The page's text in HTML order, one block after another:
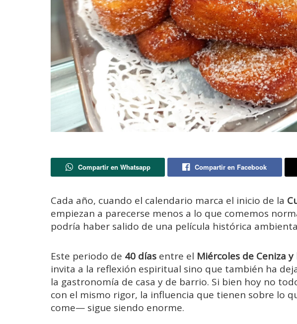
Compartir en Whatsapp Compartir en Facebook
Cada año, cuando el calendario marca el inicio de la
empiezan a parecerse menos a lo que comemos
podría haber salido de una película histórica
Este periodo de 40 días entre el Miércoles de Ceniza
invita a la reflexión espiritual sino que también ha
la gastronomía de casa y de barrio. Si bien hoy no
con el mismo rigor, la influencia que tienen sobre lo
come— sigue siendo enorme.